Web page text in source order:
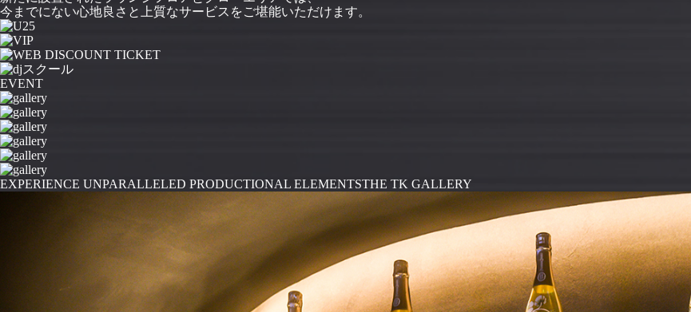
今までにない心地良さと上質なサービスをご堪能いただけます。
EVENT
EXPERIENCE UNPARALLELED PRODUCTIONAL ELEMENTSTHE TK GALLERY